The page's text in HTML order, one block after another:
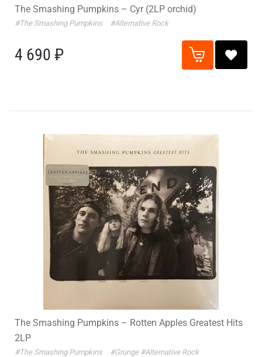
The Smashing Pumpkins – Cyr (2LP orchid)
#The Smashing Pumpkins #Alternative Rock
4 690 ₽
The Smashing Pumpkins – Rotten Apples Greatest Hits
2LP
#The Smashing Pumpkins #Grunge #Alternative Rock